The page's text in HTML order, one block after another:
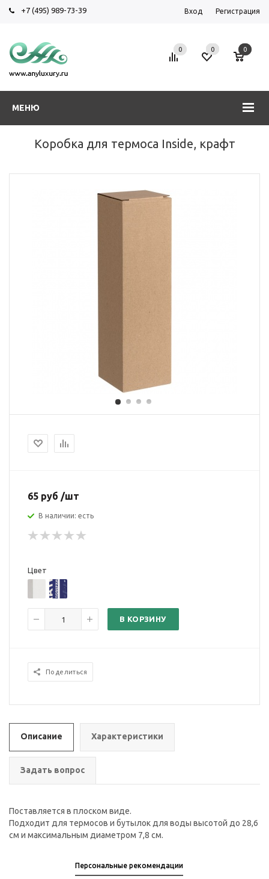
+7 (495) 989-73-39 Вход Регистрация
МЕНЮ
0 0 0
Коробка для термоса Inside, крафт
65 руб /шт
В наличии: есть
Цвет
В КОРЗИНУ
Поделиться
Описание Характеристики
Задать вопрос
Поставляется в плоском виде.
Подходит для термосов и бутылок для воды высотой до 28,6
см и максимальным диаметром 7,8 см.
Персональные рекомендации